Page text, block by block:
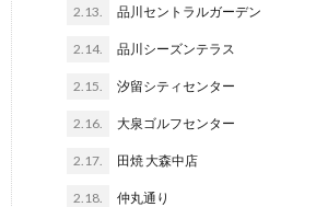
2.13. 品川セントラルガーデン
2.14. 品川シーズンテラス
2.15. 汐留シティセンター
2.16. 大泉ゴルフセンター
2.17. 田焼 大森中店
2.18. 仲丸通り